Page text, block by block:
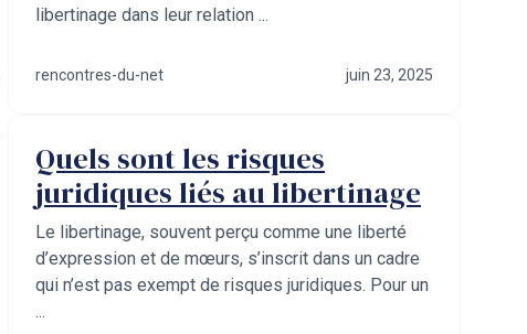
libertinage dans leur relation ...
rencontres-du-net juin 23, 2025
Quels sont les risques
juridiques liés au libertinage
Le libertinage, souvent perçu comme une liberté
d’expression et de mœurs, s’inscrit dans un cadre
qui n’est pas exempt de risques juridiques. Pour un
...